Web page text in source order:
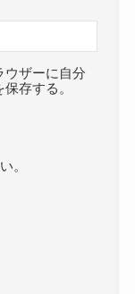
ウザーに自分
存する。
。